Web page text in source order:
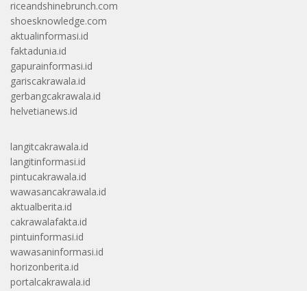
riceandshinebrunch.com
shoesknowledge.com
aktualinformasi.id
faktadunia.id
gapurainformasi.id
gariscakrawala.id
gerbangcakrawala.id
helvetianews.id
langitcakrawala.id
langitinformasi.id
pintucakrawala.id
wawasancakrawala.id
aktualberita.id
cakrawalafakta.id
pintuinformasi.id
wawasaninformasi.id
horizonberita.id
portalcakrawala.id